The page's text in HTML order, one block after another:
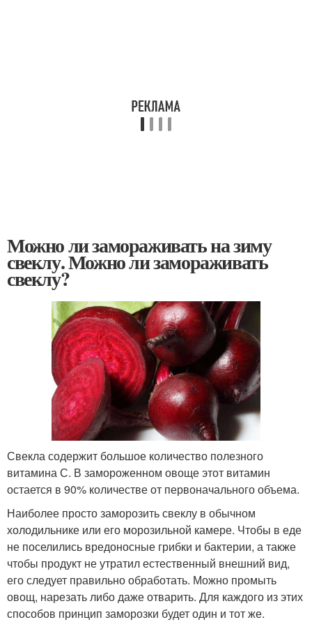
Можно ли замораживать на зиму
свеклу. Можно ли замораживать
свеклу?
Свекла содержит большое количество полезного
витамина С. В замороженном овоще этот витамин
остается в 90% количестве от первоначального объема.
Наиболее просто заморозить свеклу в обычном
холодильнике или его морозильной камере. Чтобы в еде
не поселились вредоносные грибки и бактерии, а также
чтобы продукт не утратил естественный внешний вид,
его следует правильно обработать. Можно промыть
овощ, нарезать либо даже отварить. Для каждого из этих
способов принцип заморозки будет один и тот же.